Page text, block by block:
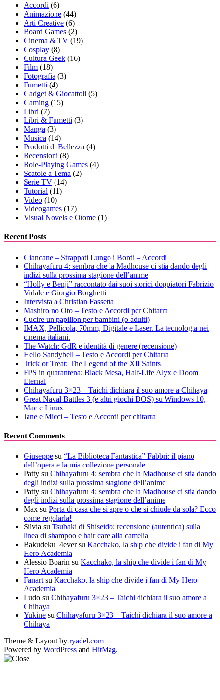
Accordi (6)
Animazione (44)
Arti Creative (6)
Board Games (2)
Cinema & TV (19)
Cosplay (8)
Cultura Geek (16)
Film (18)
Fotografia (3)
Fumetti (4)
Gadget & Giocattoli (5)
Gaming (15)
Libri (7)
Libri & Fumetti (3)
Manga (3)
Musica (14)
Prodotti di Bellezza (4)
Recensioni (8)
Role-Playing Games (4)
Scatole a Tema (2)
Serie TV (14)
Tutorial (11)
Video (10)
Videogames (17)
Visual Novels e Otome (1)
Recent Posts
Giancane – Strappati Lungo i Bordi – Accordi
Chihayafuru 4: sembra che la Madhouse ci stia dando degli
indizi sulla prossima stagione dell’anime
“Holly e Benji” raccontato dai suoi storici doppiatori Fabrizio
Vidale e Giorgio Borghetti
Intervista a Christian Fassetta
Mashiro no Oto – Testo e Accordi per Chitarra
Cucire un papillon per bambini (o adulti)
IMAX, Pellicola, 70mm, Digitale e Laser. La tecnologia nei
cinema italiani.
The Watch: GdR e identità di genere (recensione)
Hello Sandybell – Testo e Accordi per Chitarra
Trick or Treat: The Legend of the XII Saints
FPS in quarantena: Black Mesa, Half-Life Alyx e Doom
Eternal
Chihayafuru 3×23 – Taichi dichiara il suo amore a Chihaya
Great Naval Battles 3 (e altri giochi DOS) su Windows 10,
Mac e Linux
Jane e Micci – Testo e Accordi per chitarra
Recent Comments
Giuseppe su “La Biblioteca Fantastica” Fabbri: il piano
dell’opera e la mia collezione personale
Patty su Chihayafuru 4: sembra che la Madhouse ci stia dando
degli indizi sulla prossima stagione dell’anime
Patty su Chihayafuru 4: sembra che la Madhouse ci stia dando
degli indizi sulla prossima stagione dell’anime
Max su Porta di casa che si apre o che si chiude da sola? Ecco
come regolarla!
Silvia su Tsubaki di Shiseido: recensione (autentica) sulla
linea di shampoo e hair care alla camelia
Bakudeku_4eversu Kacchako, la ship che divide i fan di My
Hero Academia
Alessio Boarin su Kacchako, la ship che divide i fan di My
Hero Academia
Fanart su Kacchako, la ship che divide i fan di My Hero
Academia
Ludo su Chihayafuru 3×23 – Taichi dichiara il suo amore a
Chihaya
Yukine su Chihayafuru 3×23 – Taichi dichiara il suo amore a
Chihaya
Theme & Layout by ryadel.com
Powered by WordPress and HitMag.